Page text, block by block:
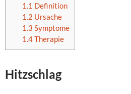
1.1 Definition
1.2 Ursache
1.3 Symptome
1.4Therapie
Hitzschlag